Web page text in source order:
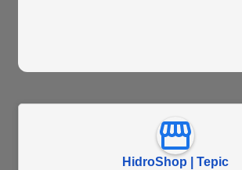
HidroShop | Tepic